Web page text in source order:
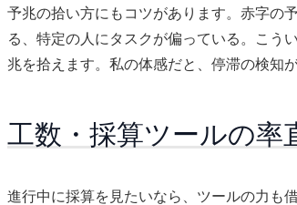
予兆の拾い方にもコツがあります。赤字の
る、特定の人にタスクが偏っている。こう
兆を拾えます。私の体感だと、停滞の検知
工数・採算ツールの
進行中に採算を見たいなら、ツールの力も